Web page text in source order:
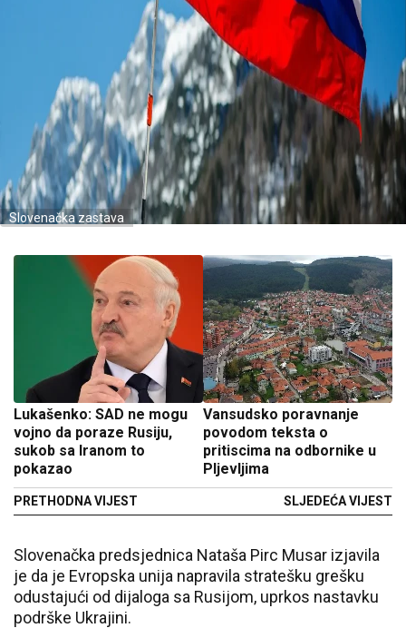
Slovenačka zastava
Lukašenko: SAD ne mogu
vojno da poraze Rusiju,
sukob sa Iranom to
pokazao
PRETHODNA VIJEST
Vansudsko poravnanje
povodom teksta o
pritiscima na odbornike u
Pljevljima
SLJEDEĆA VIJEST
Slovenačka predsjednica Nataša Pirc Musar izjavila
je da je Evropska unija napravila stratešku grešku
odustajući od dijaloga sa Rusijom, uprkos nastavku
podrške Ukrajini.